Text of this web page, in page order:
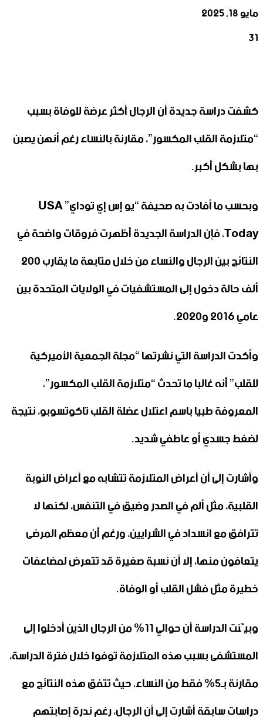
مايو 18, 2025
31
كشفت دراسة جديدة أن الرجال أكثر عرضة للوفاة بسبب
“متلازمة القلب المكسور”، مقارنة بالنساء رغم أنهن يصبن
بها بشكل أكبر.
وبحسب ما أفادت به صحيفة “يو إس إي توداي” USA
Today، فإن الدراسة الجديدة أظهرت فروقات واضحة في
النتائج بين الرجال والنساء من خلال متابعة ما يقارب 200
ألف حالة دخول إلى المستشفيات في الولايات المتحدة بين
عامي 2016 و2020.
وأكدت الدراسة التي نشرتها “مجلة الجمعية الأميركية
للقلب” أنه غالبا ما تحدث “متلازمة القلب المكسور”،
المعروفة طبيا باسم اعتلال عضلة القلب تاكوتسوبو، نتيجة
لضغط جسدي أو عاطفي شديد.
وأشارت إلى أن أعراض المتلازمة تتشابه مع أعراض النوبة
القلبية، مثل ألم في الصدر وضيق في التنفس، لكنها لا
تترافق مع انسداد في الشرايين، ورغم أن معظم المرضى
يتعافون منها، إلا أن نسبة صغيرة قد تتعرض لمضاعفات
خطيرة مثل فشل القلب أو الوفاة.
وبيَّنت الدراسة أن حوالي 11% من الرجال الذين أدخلوا إلى
المستشفى بسبب هذه المتلازمة توفوا خلال فترة الدراسة،
مقارنة بـ5% فقط من النساء، حيث تتفق هذه النتائج مع
دراسات سابقة أشارت إلى أن الرجال، رغم ندرة إصابتهم